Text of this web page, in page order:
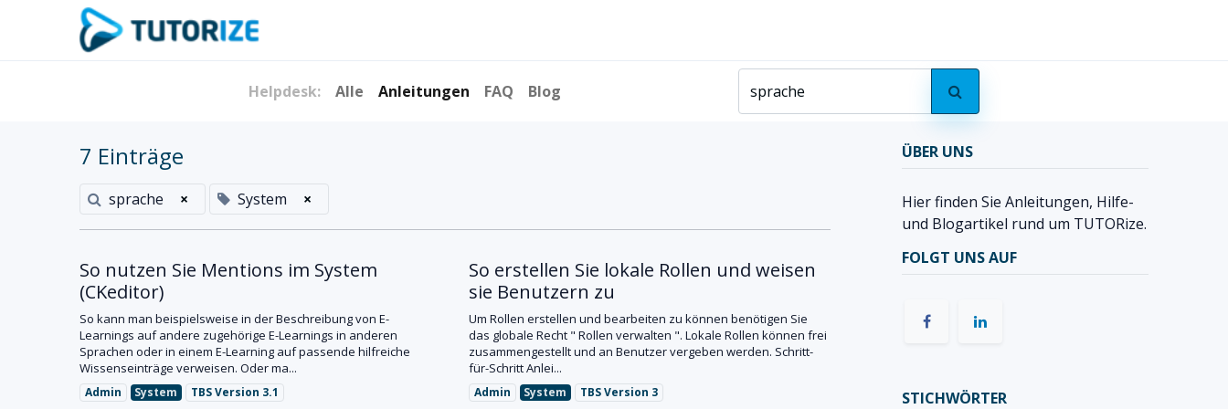
Helpdesk: Alle Anleitungen FAQ Blog
7 Einträge
sprache × System ×
So nutzen Sie Mentions im System
(CKeditor)
So kann man beispielsweise in der Beschreibung von E-
Learnings auf andere zugehörige E-Learnings in anderen
Sprachen oder in einem E-Learning auf passende hilfreiche
Wissenseinträge verweisen. Oder ma...
Admin System TBS Version 3.1
So erstellen Sie lokale Rollen und weisen
sie Benutzern zu
Um Rollen erstellen und bearbeiten zu können benötigen Sie
das globale Recht " Rollen verwalten ". Lokale Rollen können frei
zusammengestellt und an Benutzer vergeben werden. Schritt-
für-Schritt Anlei...
Admin System TBS Version 3
ÜBER UNS
Hier finden Sie Anleitungen, Hilfe-
und Blogartikel rund um TUTORize.
FOLGT UNS AUF
STICHWÖRTER